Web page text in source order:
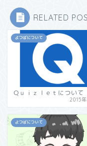
RELATED
よつばについて
Ｑｕｉｚｌｅｔについて
2015
よつばについて